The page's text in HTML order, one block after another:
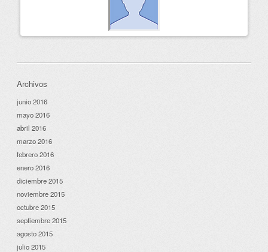
Archivos
junio 2016
mayo 2016
abril 2016
marzo 2016
febrero 2016
enero 2016
diciembre 2015
noviembre 2015
octubre 2015
septiembre 2015
agosto 2015
julio 2015